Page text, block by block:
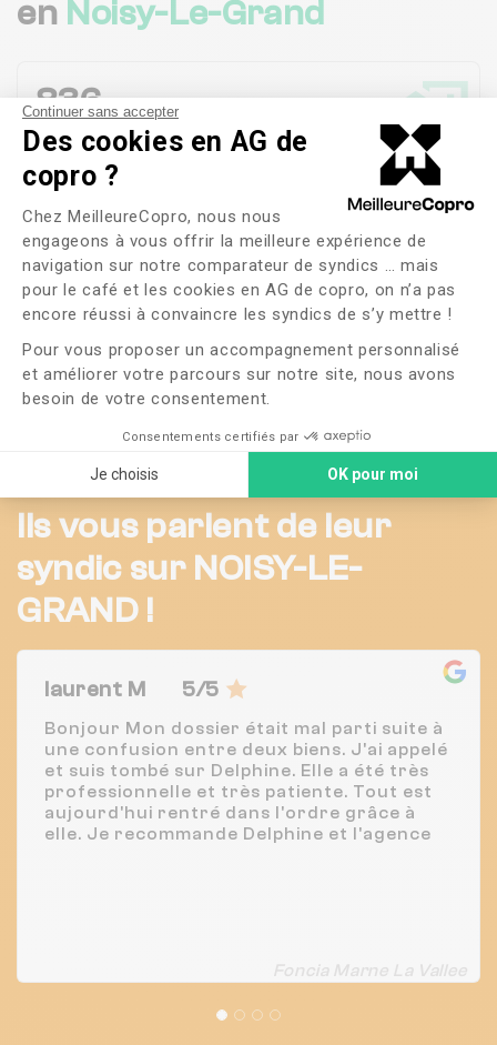
Continuer sans accepter
Des cookies en AG de
copro ?
Plateforme de Gestion du
Chez MeilleureCopro, nous nous
engageons à vous offrir la meilleure expérience de
navigation sur notre comparateur de syndics … mais
pour le café et les cookies en AG de copro, on n’a pas
encore réussi à convaincre les syndics de s’y mettre !
Pour vous proposer un accompagnement personnalisé
et améliorer votre parcours sur notre site, nous avons
besoin de votre consentement.
Consentements certifiés par
Je choisis OK pour moi
Axeptio consent
en Noisy-Le-Grand
836
Copropriétés engestion
100%
Satisfaction deshabitants
Durée moyenne de Gestion d'une Réclamation
Voir plus
Ils vous parlent de leur
syndic sur NOISY-LE-
GRAND !
laurent M 5/5
Bonjour Mon dossier était mal parti suite à
une confusion entre deux biens. J'ai appelé
et suis tombé sur Delphine. Elle a été très
professionnelle et très patiente. Tout est
aujourd'hui rentré dans l'ordre grâce à
elle. Je recommande Delphine et l'agence
Foncia Marne La Vallee